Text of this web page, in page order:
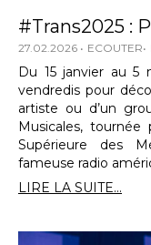
#Trans2025 :
27.02.2026 ECOUTER
Du 15 janvier au 5
vendredis pour
artiste ou d’un
Musicales, tournée
Supérieure des
fameuse radio
LIRE LA SUITE...